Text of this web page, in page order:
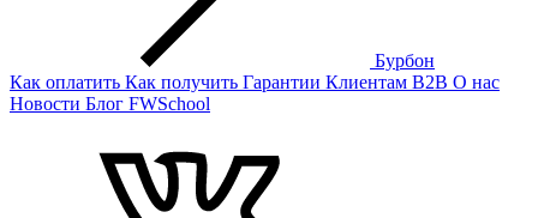
Бурбон
Как оплатить Как получить Гарантии Клиентам B2B О нас
Новости Блог FWSchool